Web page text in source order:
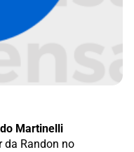
Martinelli
da Randon no